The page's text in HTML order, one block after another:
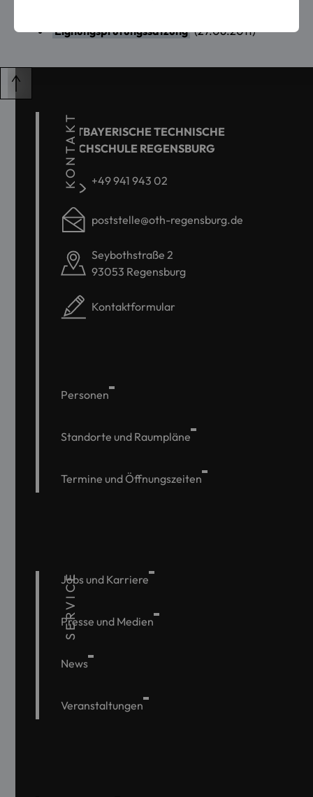
Eignungsprüfungssatzung (27.06.2011)
KONTAKT
OSTBAYERISCHE TECHNISCHE
HOCHSCHULE REGENSBURG
+49 941 943 02
poststelle@oth-regensburg.de
Seybothstraße 2
93053 Regensburg
Kontaktformular
Personen
Standorte und Raumpläne
Termine und Öffnungszeiten
SERVICE
Jobs und Karriere
Presse und Medien
News
Veranstaltungen